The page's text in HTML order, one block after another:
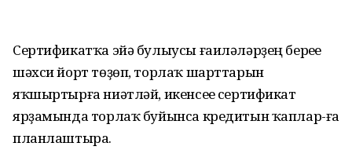
Сертификатҡа эйә булыусы ғаиләләрҙең береһе
шәхси йорт төҙөп, торлаҡ шарттарын
яҡшыртырға ниәтләй, икенсеһе сертификат
ярҙамында торлаҡ буйынса кредитын ҡаплар-ға
планлаштыра.